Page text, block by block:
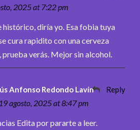
2025 at 7:22 pm
histórico, diría yo. Esa fobia tuya
cura rapidito con una cerveza
verás. Mejor sin alcohol.
Anfonso Redondo Lavín
19 agosto, 2025 at 8:47 pm
Reply
Edita por pararte a leer.